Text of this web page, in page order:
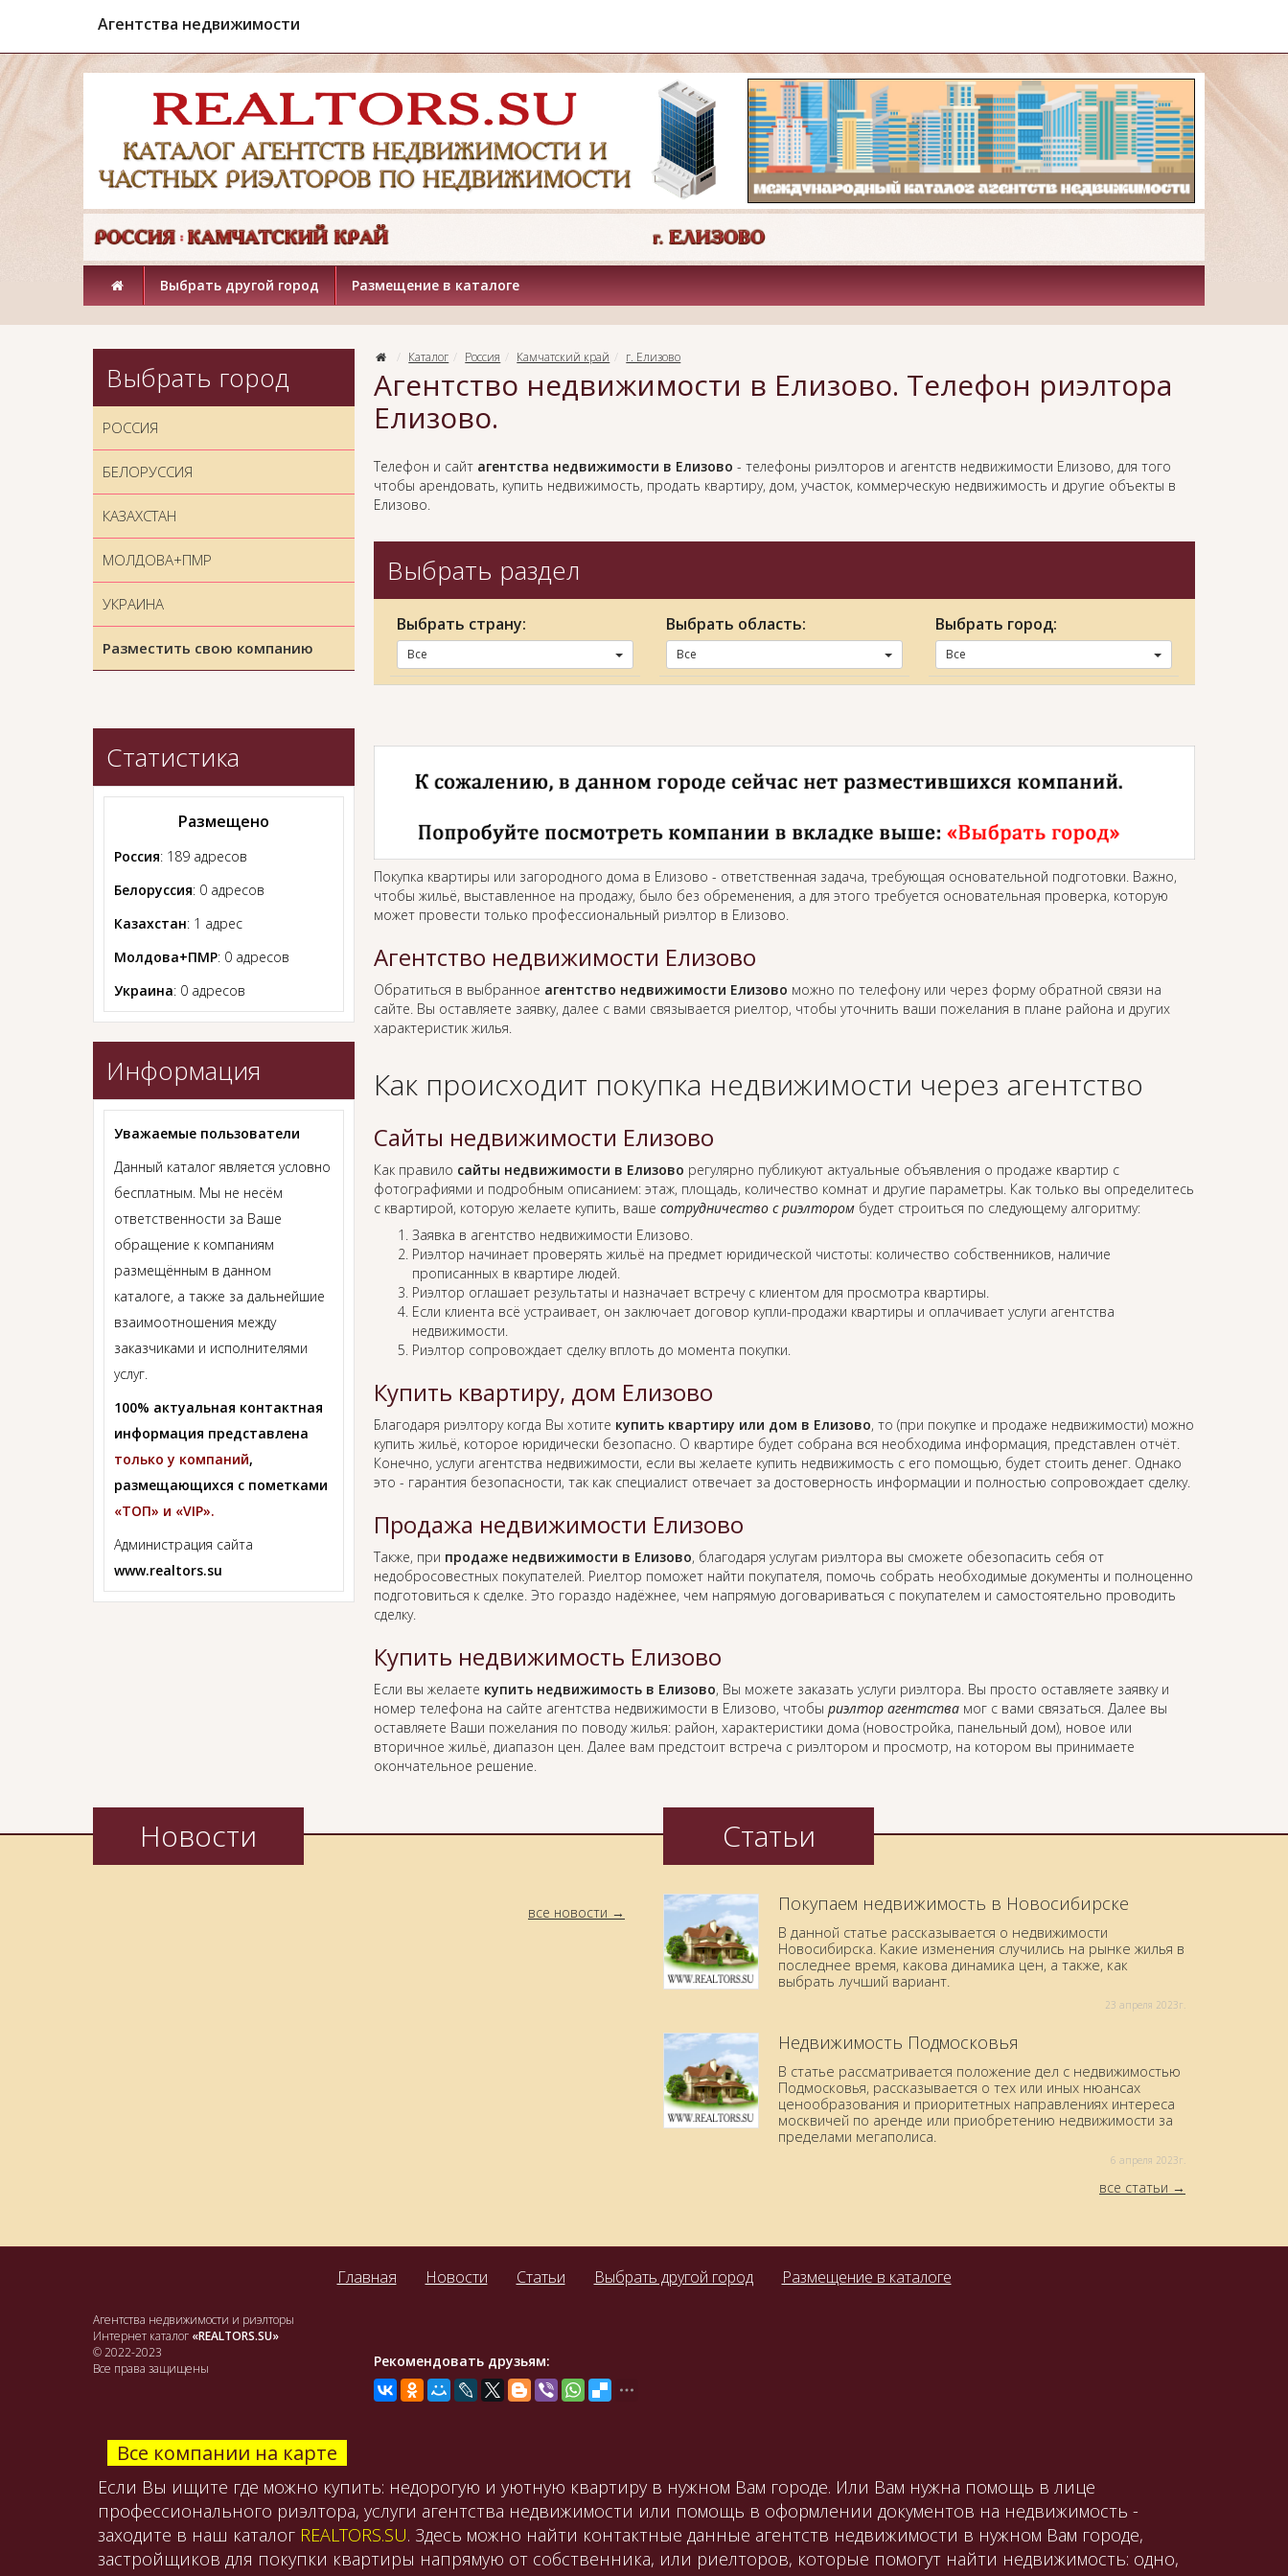
Агентства недвижимости
Выбрать другой город Размещение в каталоге
Каталог Россия Камчатский край г. Елизово
Агентство недвижимости в Елизово. Телефон риэлтора
Елизово.
Телефон и сайт агентства недвижимости в Елизово - телефоны риэлторов и агентств недвижимости Елизово, для того
чтобы арендовать, купить недвижимость, продать квартиру, дом, участок, коммерческую недвижимость и другие объекты в
Елизово.
Выбрать раздел
Выбрать страну:
Все
Выбрать область:
Все
Выбрать город:
Все
Покупка квартиры или загородного дома в Елизово - ответственная задача, требующая основательной подготовки. Важно,
чтобы жильё, выставленное на продажу, было без обременения, а для этого требуется основательная проверка, которую
может провести только профессиональный риэлтор в Елизово.
Агентство недвижимости Елизово
Обратиться в выбранное агентство недвижимости Елизово можно по телефону или через форму обратной связи на
сайте. Вы оставляете заявку, далее с вами связывается риелтор, чтобы уточнить ваши пожелания в плане района и других
характеристик жилья.
Как происходит покупка недвижимости через агентство
Сайты недвижимости Елизово
Как правило сайты недвижимости в Елизово регулярно публикуют актуальные объявления о продаже квартир с
фотографиями и подробным описанием: этаж, площадь, количество комнат и другие параметры. Как только вы определитесь
с квартирой, которую желаете купить, ваше сотрудничество с риэлторомбудет строиться по следующему алгоритму:
Заявка в агентство недвижимости Елизово.
Риэлтор начинает проверять жильё на предмет юридической чистоты: количество собственников, наличие
прописанных в квартире людей.
Риэлтор оглашает результаты и назначает встречу с клиентом для просмотра квартиры.
Если клиента всё устраивает, он заключает договор купли-продажи квартиры и оплачивает услуги агентства
недвижимости.
Риэлтор сопровождает сделку вплоть до момента покупки.
Купить квартиру, дом Елизово
Благодаря риэлтору когда Вы хотите купить квартиру или дом в Елизово, то (при покупке и продаже недвижимости) можно
купить жильё, которое юридически безопасно. О квартире будет собрана вся необходима информация, представлен отчёт.
Конечно, услуги агентства недвижимости, если вы желаете купить недвижимость с его помощью, будет стоить денег. Однако
это - гарантия безопасности, так как специалист отвечает за достоверность информации и полностью сопровождает сделку.
Продажа недвижимости Елизово
Также, при продаже недвижимости в Елизово, благодаря услугам риэлтора вы сможете обезопасить себя от
недобросовестных покупателей. Риелтор поможет найти покупателя, помочь собрать необходимые документы и полноценно
подготовиться к сделке. Это гораздо надёжнее, чем напрямую договариваться с покупателем и самостоятельно проводить
сделку.
Купить недвижимость Елизово
Если вы желаете купить недвижимость в Елизово, Вы можете заказать услуги риэлтора. Вы просто оставляете заявку и
номер телефона на сайте агентства недвижимости в Елизово, чтобы риэлтор агентствамог с вами связаться. Далее вы
оставляете Ваши пожелания по поводу жилья: район, характеристики дома (новостройка, панельный дом), новое или
вторичное жильё, диапазон цен. Далее вам предстоит встреча с риэлтором и просмотр, на котором вы принимаете
окончательное решение.
Выбрать город
РОССИЯ
БЕЛОРУССИЯ
КАЗАХСТАН
МОЛДОВА+ПМР
УКРАИНА
Разместить свою компанию
Статистика
Размещено
Россия: 189 адресов
Белоруссия: 0 адресов
Казахстан: 1 адрес
Молдова+ПМР: 0 адресов
Украина: 0 адресов
Информация
Уважаемые пользователи
Данный каталог является условно
бесплатным. Мы не несём
ответственности за Ваше
обращение к компаниям
размещённым в данном
каталоге, а также за дальнейшие
взаимоотношения между
заказчиками и исполнителями
услуг.
100% актуальная контактная
информация представлена
только у компаний,
размещающихся с пометками
«ТОП» и «VIP».
Администрация сайта
www.realtors.su
Новости
все новости
Статьи
Покупаем недвижимость в Новосибирске
В данной статье рассказывается о недвижимости
Новосибирска. Какие изменения случились на рынке жилья в
последнее время, какова динамика цен, а также, как
выбрать лучший вариант.
23 aпреля 2023г.
Недвижимость Подмосковья
В статье рассматривается положение дел с недвижимостью
Подмосковья, рассказывается о тех или иных нюансах
ценообразования и приоритетных направлениях интереса
москвичей по аренде или приобретению недвижимости за
пределами мегаполиса.
6 aпреля 2023г.
все статьи
Главная Новости Статьи Выбрать другой город Размещение в каталоге
Агентства недвижимости и риэлторы
Интернет каталог «REALTORS.SU»
© 2022-2023
Все права защищены
Рекомендовать друзьям:
Все компании на карте
Если Вы ищите где можно купить: недорогую и уютную квартиру в нужном Вам городе. Или Вам нужна помощь в лице
профессионального риэлтора, услуги агентства недвижимости или помощь в оформлении документов на недвижимость -
заходите в наш каталог REALTORS.SU. Здесь можно найти контактные данные агентств недвижимости в нужном Вам городе,
застройщиков для покупки квартиры напрямую от собственника, или риелторов, которые помогут найти недвижимость: одно,